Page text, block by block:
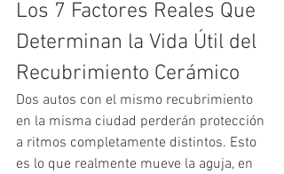
Los 7 Factores Reales Que
Determinan la Vida Útil del
Recubrimiento Cerámico
Dos autos con el mismo recubrimiento
en la misma ciudad perderán protección
a ritmos completamente distintos. Esto
es lo que realmente mueve la aguja, en